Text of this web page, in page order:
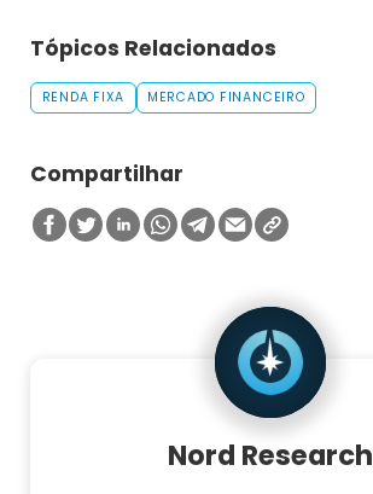
Tópicos Relacionados
RENDA FIXA MERCADO FINANCEIRO
Compartilhar
Nord Research